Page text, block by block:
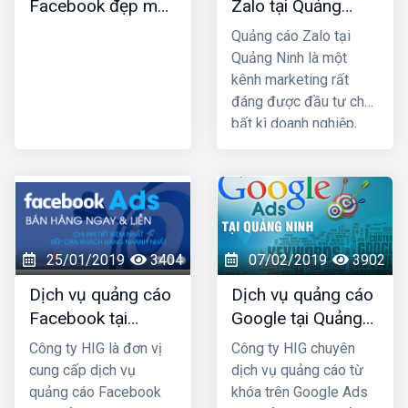
Facebook đẹp mới
Zalo tại Quảng
Ninh uy tín và giá
rẻ nhất
Quảng cáo Zalo tại
Quảng Ninh là một
kênh marketing rất
đáng được đầu tư cho
bất kì doanh nghiệp,
dành cho giới trẻ. Bởi lẽ
100% người dùng Zalo
đều là người thật cùng
với hơn 80+ triệu người
dùng thường xuyên, vì
vậy một khi mẫu quảng
cáo của bạn xuất hiện
là chắc chắn sẽ được
tiếp cận với những
khách hàng có nhu cầu
25/01/2019 3404
Dịch vụ quảng cáo
Facebook tại
Quảng Ninh giá rẻ,
uy tín nhất
Công ty HIG là đơn vị
cung cấp dịch vụ
quảng cáo Facebook
07/02/2019 3902
Dịch vụ quảng cáo
Google tại Quảng
Ninh giá rẻ
Công ty HIG chuyên
dịch vụ quảng cáo từ
khóa trên Google Ads